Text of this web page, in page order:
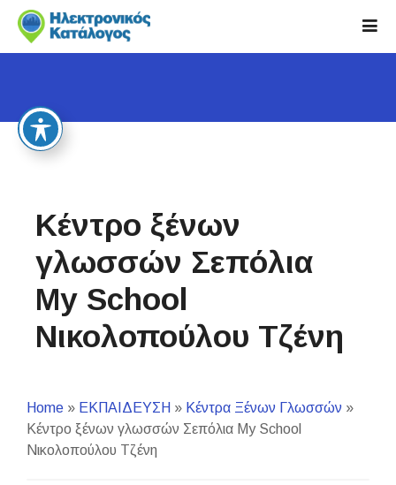
i
Κέντρο ξένων
γλωσσών Σεπόλια
My School
Νικολοπούλου Τζένη
Home » ΕΚΠΑΙΔΕΥΣΗ » Κέντρα Ξένων Γλωσσών »
Κέντρο ξένων γλωσσών Σεπόλια My School
Νικολοπούλου Τζένη